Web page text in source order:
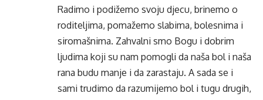
Radimo i podižemo svoju djecu, brinemo o
roditeljima, pomažemo slabima, bolesnima i
siromašnima. Zahvalni smo Bogu i dobrim
ljudima koji su nam pomogli da naša bol i naša
rana budu manje i da zarastaju. A sada se i
sami trudimo da razumijemo bol i tugu drugih,